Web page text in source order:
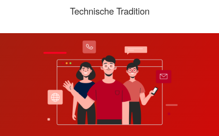
Technische Tradition